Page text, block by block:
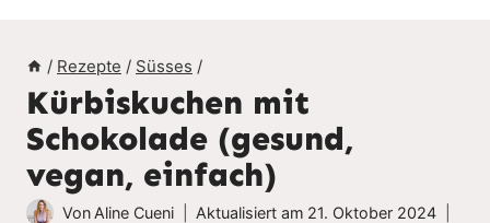
/ Rezepte / Süsses /
Kürbiskuchen mit
Schokolade (gesund,
vegan, einfach)
Von Aline Cueni Aktualisiert am 21. Oktober 2024